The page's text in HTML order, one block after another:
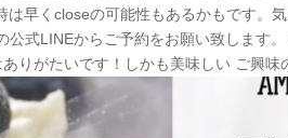
は早くcloseの可能性もあるかもです。
公式LINEからご予約をお願い致します
りがたいです！しかも美味しい ご興